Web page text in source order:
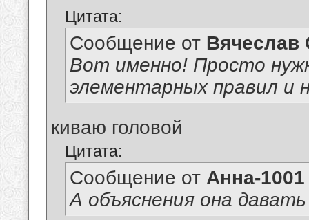
Цитата:
Сообщение от Вячеслав
Вот именно! Просто
элементарных правил и
киваю головой
Цитата:
Сообщение от Анна-1001
А объяснения она